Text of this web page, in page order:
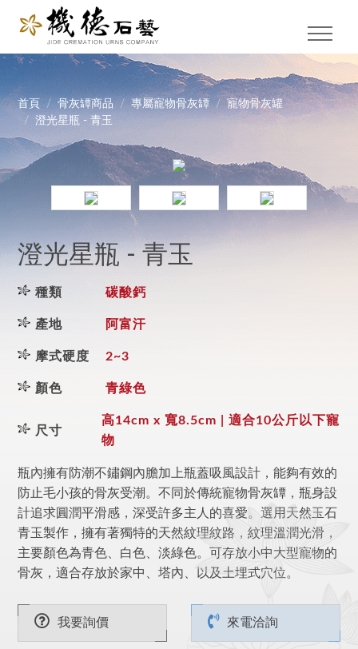
首頁 骨灰罈商品 專屬寵物骨灰罈
寵物骨灰罐
澄光星瓶 - 青玉
澄光星瓶 - 青玉
種類 碳酸鈣
產地 阿富汗
摩式硬度 2~3
顏色 青綠色
尺寸
高14cm x 寬8.5cm | 適合10公斤以下寵
物
瓶內擁有防潮不鏽鋼內膽加上瓶蓋吸風設計，能夠有效的
防止毛小孩的骨灰受潮。不同於傳統寵物骨灰罈，瓶身設
計追求圓潤平滑感，深受許多主人的喜愛。選用天然玉石
青玉製作，擁有著獨特的天然紋理紋路，紋理溫潤光滑，
主要顏色為青色、白色、淡綠色。可存放小中大型寵物的
骨灰，適合存放於家中、塔內、以及土埋式穴位。
我要詢價 來電洽詢